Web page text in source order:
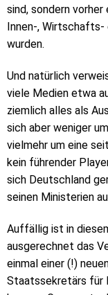
sind, sondern
Innen-,
wurden.
Und natürlich
viele Medien etwa
ziemlich alles als
sich aber weniger
vielmehr um eine
kein führender
sich Deutschland
seinen Ministerien
Auffällig ist in
ausgerechnet das
einmal einer (!)
Staatssekretärs für